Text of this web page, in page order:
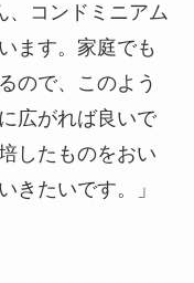
、コンドミニアム
ます。家庭でも
ので、このよう
広がれば良いで
したものをおい
きたいです。」